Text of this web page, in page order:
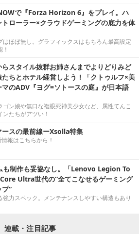
で『Forza Horizon 6』をプレイ。ハ
トローラー×クラウドゲーミングの底力を体
はほぼ無し。グラフィックスはもちろん最高設定
らスタイル抜群お姉さんまでよりどりみど
たちとホテル経営しよう！「クトゥルフ×美
マのADV『ヨグ=ソトースの庭』が日本語
ゴン娘や無口な複眼死神美少女など、属性てんこ
ンたちがアツい！
ースの最前線ーXsolla特集
報はこちらから！
も制作も妥協なし。「Lenovo Legion To
Ultra世代の“全てこなせるゲーミング
”
強力スペック。メンテナンスしやすい構造もあり
連載・注目記事